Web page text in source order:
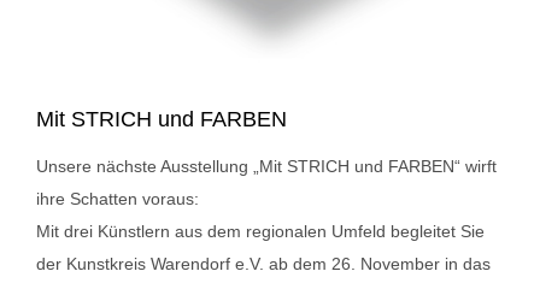
Mit STRICH und FARBEN
Unsere nächste Ausstellung „Mit STRICH und FARBEN“ wirft
ihre Schatten voraus:
Mit drei Künstlern aus dem regionalen Umfeld begleitet Sie
der Kunstkreis Warendorf e.V. ab dem 26. November in das